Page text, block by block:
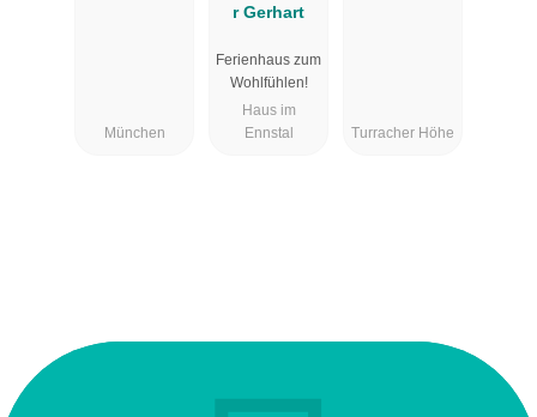
München
r Gerhart
Ferienhaus zum
Wohlfühlen!
Haus im
Ennstal
Turracher Höhe